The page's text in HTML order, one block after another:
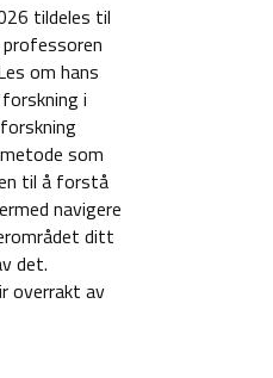
tildeles til
professoren
om hans
i
som
til å forstå
navigere
ditt
det.
overrakt av